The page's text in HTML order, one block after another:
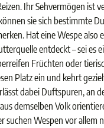
Ihr Sehvermögen ist
sie sich bestimmte
Hat eine Wespe also
entdeckt – sei es
Früchten oder
Platz ein und kehrt
dabei Duftspuren, an
demselben Volk
suchen Wespen vor allem